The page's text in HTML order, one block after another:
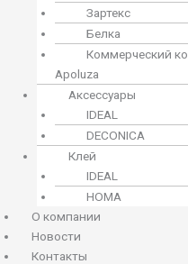
Зартекс
Белка
Коммерческий
Apoluza
Аксессуары
IDEAL
DECONICA
Клей
IDEAL
HOMA
О компании
Новости
Контакты